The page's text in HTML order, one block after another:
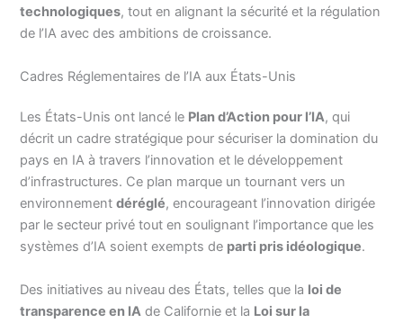
technologiques, tout en alignant la sécurité et la régulation
de l’IA avec des ambitions de croissance.
Cadres Réglementaires de l’IA aux États-Unis
Les États-Unis ont lancé le Plan d’Action pour l’IA, qui
décrit un cadre stratégique pour sécuriser la domination du
pays en IA à travers l’innovation et le développement
d’infrastructures. Ce plan marque un tournant vers un
environnementdéréglé, encourageant l’innovation dirigée
par le secteur privé tout en soulignant l’importance que les
systèmes d’IA soient exempts de parti pris idéologique.
Des initiatives au niveau des États, telles que la loi de
transparence en IA de Californie et la Loi sur la